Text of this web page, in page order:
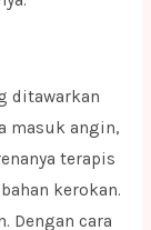
ditawarkan
masuk angin,
terapis
kerokan.
Dengan cara